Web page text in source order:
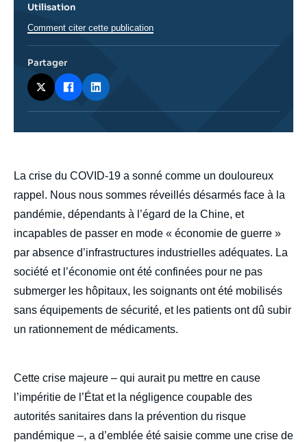
body
La crise du COVID-19 a sonné comme un douloureux
rappel. Nous nous sommes réveillés désarmés face à la
pandémie, dépendants à l’égard de la Chine, et
incapables de passer en mode « économie de guerre »
par absence d’infrastructures industrielles adéquates. La
société et l’économie ont été confinées pour ne pas
submerger les hôpitaux, les soignants ont été mobilisés
sans équipements de sécurité, et les patients ont dû subir
un rationnement de médicaments.
Cette crise majeure – qui aurait pu mettre en cause
l’impéritie de l’État et la négligence coupable des
autorités sanitaires dans la prévention du risque
pandémique –, a d’emblée été saisie comme une crise de
Utilisation
Comment citer cette publication
Partager